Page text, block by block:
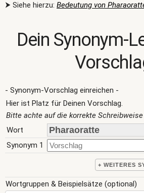
⮞ Siehe hierzu: Bedeutung von
Dein Synonym-
- Synonym-Vorschlag einreichen -
Hier ist Platz für Deinen Vorschlag.
Bitte achte auf die korrekte Schreibweise
Wort
Synonym 1
+ WEITERES
Wortgruppen & Beispielsätze (optional)